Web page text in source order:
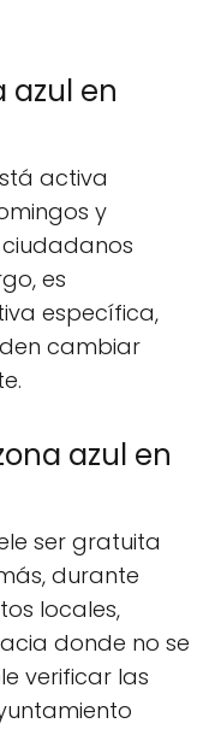
azul en
activa
y
es
específica,
cambiar
azul en
ser gratuita
durante
locales,
donde no se
verificar las